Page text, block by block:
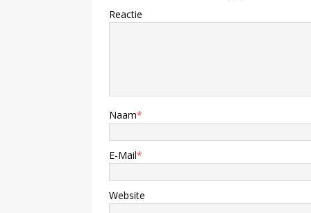
Reactie
Naam*
E-Mail*
Website